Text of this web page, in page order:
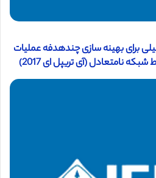
برای بهینه سازی چندهدفه عملیات